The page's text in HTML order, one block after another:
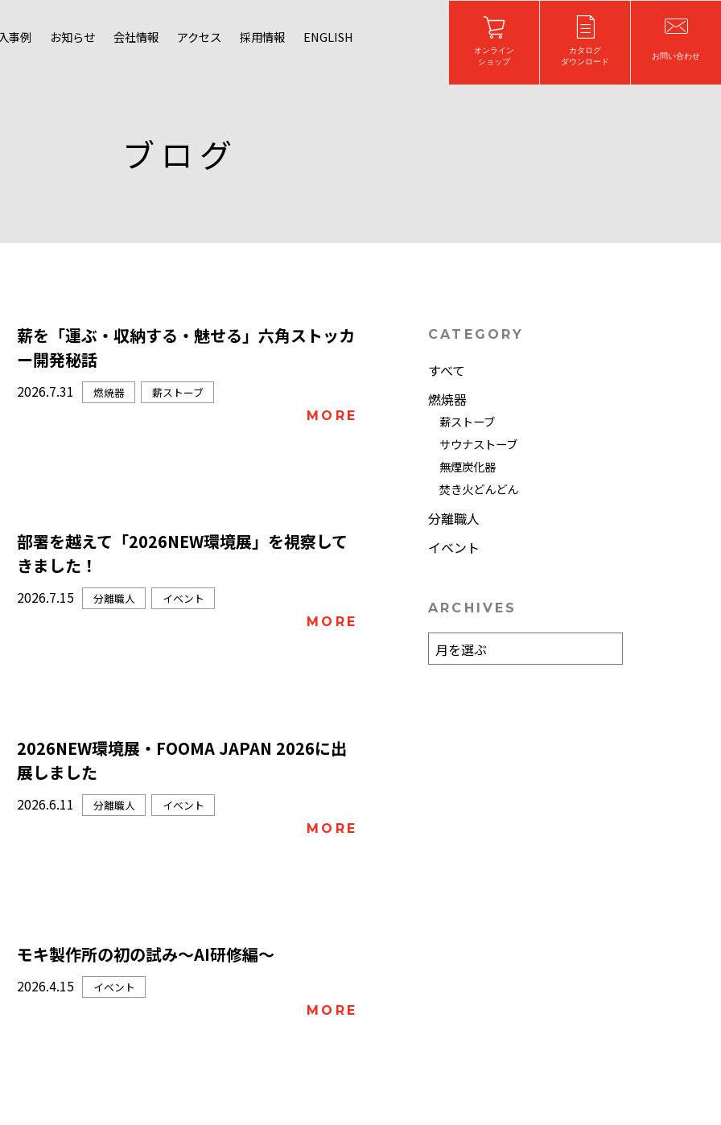
事例 お知らせ 会社情報 アクセス 採用情報 ENGLISH
オンライン
ショップ
カタログ
ダウンロード
お問い合わせ
ブログ
薪を「運ぶ・収納する・魅せる」六角ストッカ
ー開発秘話
2026.7.31 燃焼器
薪ストーブ
MORE
部署を越えて「2026NEW環境展」を視察して
きました！
2026.7.15 分離職人
イベント
MORE
2026NEW環境展・FOOMA JAPAN 2026に出
展しました
2026.6.11 分離職人
イベント
MORE
モキ製作所の初の試み～AI研修編～
2026.4.15
イベント
MORE
CATEGORY
すべて
燃焼器
薪ストーブ
サウナストーブ
無煙炭化器
焚き火どんどん
分離職人
イベント
ARCHIVES